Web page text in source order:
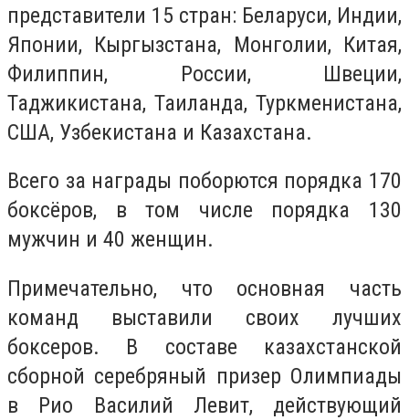
представители 15 стран: Беларуси, Индии,
Японии, Кыргызстана, Монголии, Китая,
Филиппин, России, Швеции,
Таджикистана, Таиланда, Туркменистана,
США, Узбекистана и Казахстана.
Всего за награды поборются порядка 170
боксёров, в том числе порядка 130
мужчин и 40 женщин.
Примечательно, что основная часть
команд выставили своих лучших
боксеров. В составе казахстанской
сборной серебряный призер Олимпиады
в Рио Василий Левит, действующий